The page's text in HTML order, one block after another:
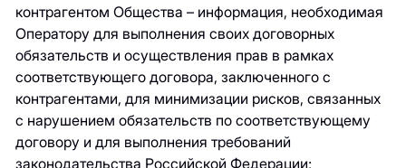
контрагентом Общества – информация, необходимая
Оператору для выполнения своих договорных
обязательств и осуществления прав в рамках
соответствующего договора, заключенного с
контрагентами, для минимизации рисков, связанных
с нарушением обязательств по соответствующему
договору и для выполнения требований
законодательства Российской Федерации;